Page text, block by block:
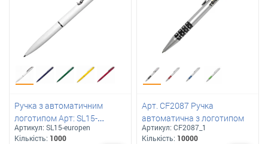
Ручка з автоматичним
логотипом Арт: SL15-
europen
Артикул: SL15-europen
Кількість: 1000
Арт. CF2087 Ручка
автоматична з логотипом
Артикул:CF2087_1
Кількість: 10000